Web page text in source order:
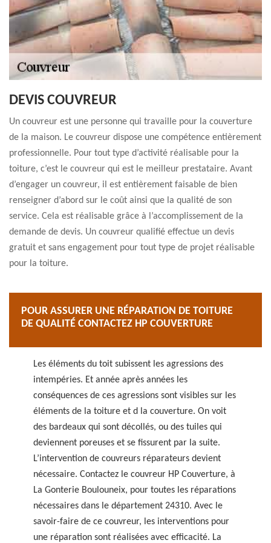
DEVIS COUVREUR
Un couvreur est une personne qui travaille pour la couverture
de la maison. Le couvreur dispose une compétence entièrement
professionnelle. Pour tout type d’activité réalisable pour la
toiture, c’est le couvreur qui est le meilleur prestataire. Avant
d’engager un couvreur, il est entièrement faisable de bien
renseigner d’abord sur le coût ainsi que la qualité de son
service. Cela est réalisable grâce à l’accomplissement de la
demande de devis. Un couvreur qualifié effectue un devis
gratuit et sans engagement pour tout type de projet réalisable
pour la toiture.
POUR ASSURER UNE RÉPARATION DE TOITURE
DE QUALITÉ CONTACTEZ HP COUVERTURE
Les éléments du toit subissent les agressions des
intempéries. Et année après années les
conséquences de ces agressions sont visibles sur les
éléments de la toiture et d la couverture. On voit
des bardeaux qui sont décollés, ou des tuiles qui
deviennent poreuses et se fissurent par la suite.
L’intervention de couvreurs réparateurs devient
nécessaire. Contactez le couvreur HP Couverture, à
La Gonterie Boulouneix, pour toutes les réparations
nécessaires dans le département 24310. Avec le
savoir-faire de ce couvreur, les interventions pour
une réparation sont réalisées avec efficacité. La